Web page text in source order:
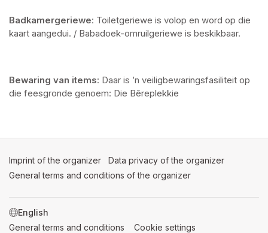
Badkamergeriewe: Toiletgeriewe is volop en word op die
kaart aangedui. / Babadoek-omruilgeriewe is beskikbaar.
Bewaring van items: Daar is ’n veiligbewaringsfasiliteit op
die feesgronde genoem: Die Bêreplekkie
Imprint of the organizer (opens in a new tab)
Data privacy of the organizer
General terms and conditions of the organizer
SWITCH LANGUAGE
General terms and conditions (opens in a new tab)
Cookie settings